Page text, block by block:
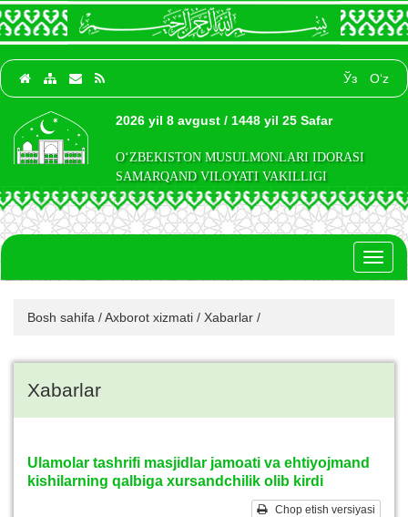
Ўз O‘z
2026 yil 8 avgust / 1448 yil 25 Safar
O‘ZBEKISTON MUSULMONLARI IDORASI
SAMARQAND VILOYATI VAKILLIGI
Bosh sahifa /Axborot xizmati / Xabarlar /
Xabarlar
Ulamolar tashrifi masjidlar jamoati va ehtiyojmand
kishilarning qalbiga xursandchilik olib kirdi
Chop etish versiyasi